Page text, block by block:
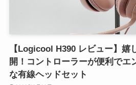
【Logicool H390 レビュー】嬉
開！コントローラーが便利でエ
な有線ヘッドセット